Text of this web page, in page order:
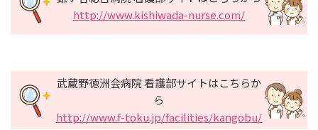
http://www.kishiwada-nurse.com/
武蔵野徳洲会病院 看護部サイトはこちらか
ら
http://www.f-toku.jp/facilities/kangobu/